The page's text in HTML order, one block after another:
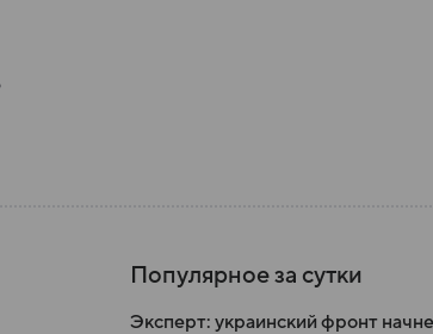
Популярное за сутки
Эксперт: украинский фронт